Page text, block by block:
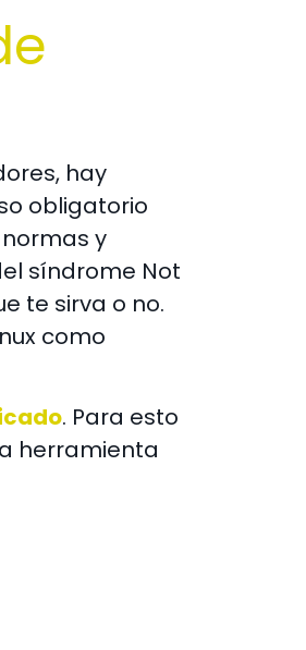
hay
obligatorio
y
síndrome Not
te sirva o no.
como
. Para esto
herramienta